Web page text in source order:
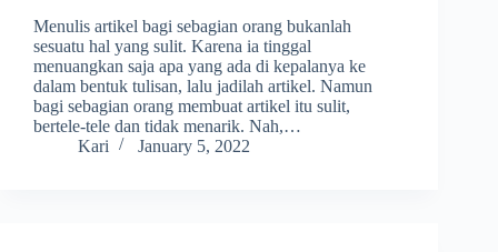
Menulis artikel bagi sebagian orang bukanlah
sesuatu hal yang sulit. Karena ia tinggal
menuangkan saja apa yang ada di kepalanya ke
dalam bentuk tulisan, lalu jadilah artikel. Namun
bagi sebagian orang membuat artikel itu sulit,
bertele-tele dan tidak menarik. Nah,…
Kari
January 5, 2022